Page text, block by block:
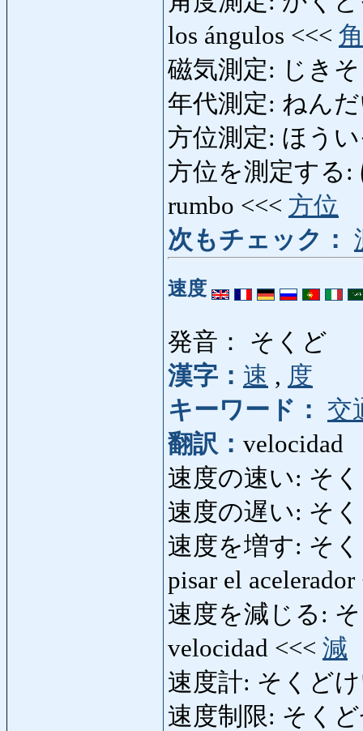
los ángulos <<<
磁気測定: じき
年代測定: ねん
方位測定: ほう
方位を測定する:
rumbo <<< 方位
次もチェック：
速度
発音： そくど
漢字： 速 , 度
キーワード：
交
翻訳： velocidad
速度の速い: そ
速度の遅い: そ
速度を増す: そく
pisar el
速度を減じる:
velocidad <<< 減
速度計: そくど
速度制限: そく